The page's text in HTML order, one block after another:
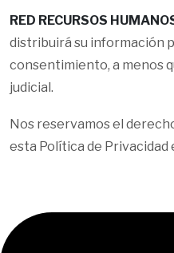
RED RECURSOS
distribuirá su información
consentimiento, a menos
judicial.
Nos reservamos el
esta Política de Privacidad